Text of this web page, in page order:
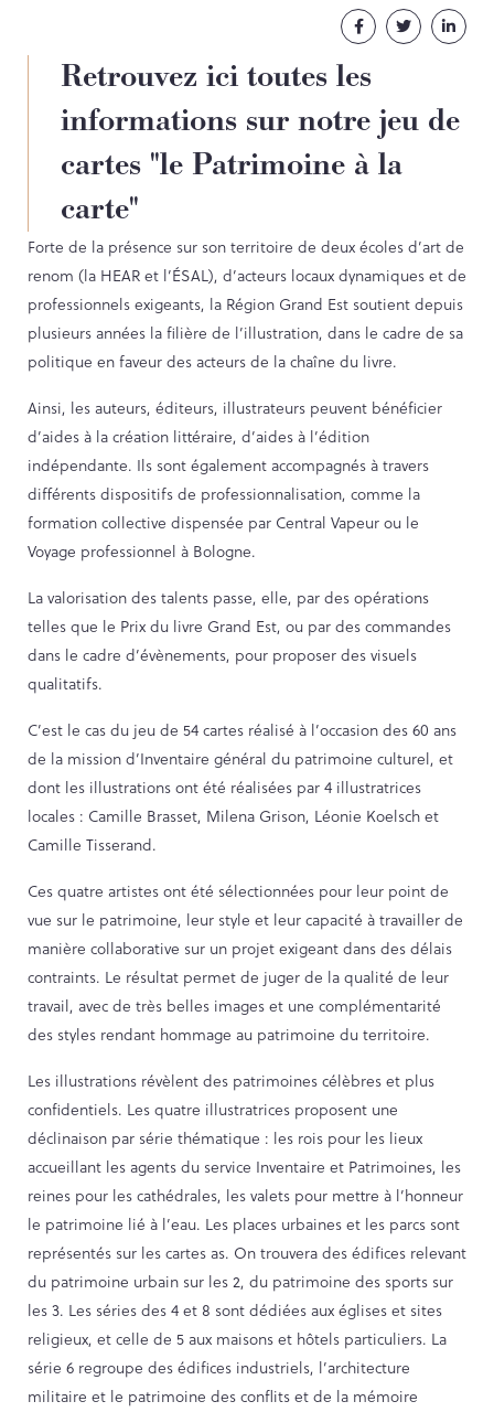
RÉGION
Opérations
Publications
TOUTES LES PUBLICATIONS
CAHIERS DU PATRIMOINE
CLEFS DU PATRIMOINE
HORS COLLECTION
IMAGES DU PATRIMOINE
INDICATEURS DU PATRIMOINE
INVENTAIRE TOPOGRAPHIQUE
ITINÉRAIRES DU PATRIMOINE
PARCOURS DU PATRIMOINE
PATRIMOINE D’ALSACE
VOCABULAIRES TYPOLOGIQUES
Agenda
Ressources
CATALOGUE BIBLIOGRAPHIQUE
NOS CENTRES DE DOCUMENTATION
NOS EXPOSITIONS
PATRIMOINE
ANNIVERSAIRE DE L’INVENTAIRE
GÉNÉRAL
Contact
PORTAIL CULTURE
Comité d'Histoire Régionale
Service Inventaire et Patrimoines de la Région Grand Est
FacebookTwitter
Retrouvez ici toutes les
informations sur notre jeu de
cartes "le Patrimoine à la
carte"
Forte de la présence sur son territoire de deux écoles d’art de
renom (la HEAR et l’ÉSAL), d’acteurs locaux dynamiques et de
professionnels exigeants, la Région Grand Est soutient depuis
plusieurs années la filière de l’illustration, dans le cadre de sa
politique en faveur des acteurs de la chaîne du livre.
Ainsi, les auteurs, éditeurs, illustrateurs peuvent bénéficier
d’aides à la création littéraire, d’aides à l’édition
indépendante. Ils sont également accompagnés à travers
différents dispositifs de professionnalisation, comme la
formation collective dispensée par Central Vapeur ou le
Voyage professionnel à Bologne.
La valorisation des talents passe, elle, par des opérations
telles que le Prix du livre Grand Est, ou par des commandes
dans le cadre d’évènements, pour proposer des visuels
qualitatifs.
C’est le cas du jeu de 54 cartes réalisé à l’occasion des 60 ans
de la mission d’Inventaire général du patrimoine culturel, et
dont les illustrations ont été réalisées par 4 illustratrices
locales : Camille Brasset, Milena Grison, Léonie Koelsch et
Camille Tisserand.
Ces quatre artistes ont été sélectionnées pour leur point de
vue sur le patrimoine, leur style et leur capacité à travailler de
manière collaborative sur un projet exigeant dans des délais
contraints. Le résultat permet de juger de la qualité de leur
travail, avec de très belles images et une complémentarité
des styles rendant hommage au patrimoine du territoire.
Les illustrations révèlent des patrimoines célèbres et plus
confidentiels. Les quatre illustratrices proposent une
déclinaison par série thématique : les rois pour les lieux
accueillant les agents du service Inventaire et Patrimoines, les
reines pour les cathédrales, les valets pour mettre à l’honneur
le patrimoine lié à l’eau. Les places urbaines et les parcs sont
représentés sur les cartes as. On trouvera des édifices relevant
du patrimoine urbain sur les 2, du patrimoine des sports sur
les 3. Les séries des 4 et 8 sont dédiées aux églises et sites
religieux, et celle de 5 aux maisons et hôtels particuliers. La
série 6 regroupe des édifices industriels, l’architecture
militaire et le patrimoine des conflits et de la mémoire